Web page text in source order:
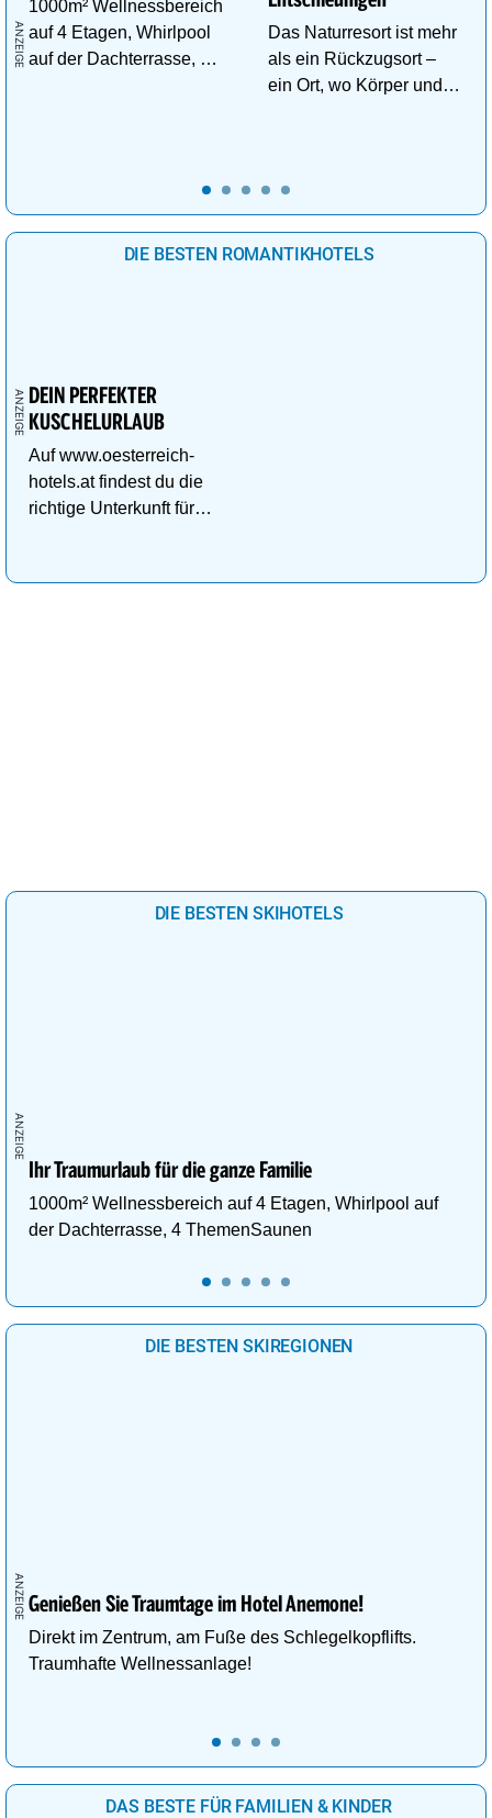
1000m² Wellnessbereich
auf 4 Etagen, Whirlpool
auf der Dachterrasse, 4
Das Naturresort ist mehr
als ein Rückzugsort –
ein Ort, wo Körper und
DIE BESTEN ROMANTIKHOTELS
DEIN PERFEKTER
KUSCHELURLAUB
Auf www.oesterreich-
hotels.at findest du die
richtige Unterkunft für
DIE BESTEN SKIHOTELS
Ihr Traumurlaub für die ganze Familie
1000m² Wellnessbereich auf 4 Etagen, Whirlpool auf
der Dachterrasse, 4 ThemenSaunen
DIE BESTEN SKIREGIONEN
Genießen Sie Traumtage im Hotel Anemone!
Direkt im Zentrum, am Fuße des Schlegelkopflifts.
Traumhafte Wellnessanlage!
DAS BESTE FÜR FAMILIEN & KINDER